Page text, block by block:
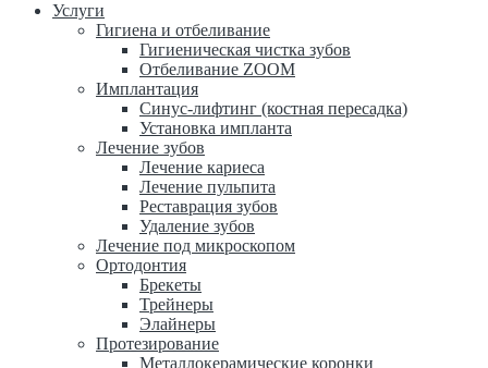
Услуги
Гигиена и отбеливание
Гигиеническая чистка зубов
Отбеливание ZOOM
Имплантация
Синус-лифтинг (костная пересадка)
Установка импланта
Лечение зубов
Лечение кариеса
Лечение пульпита
Реставрация зубов
Удаление зубов
Лечение под микроскопом
Ортодонтия
Брекеты
Трейнеры
Элайнеры
Протезирование
Металлокерамические коронки